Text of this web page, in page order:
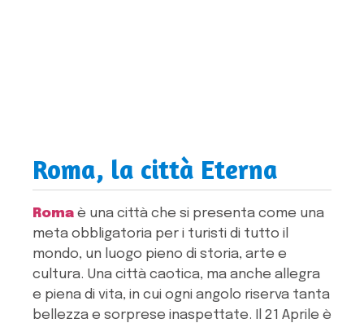
Roma, la città Eterna
Roma è una città che si presenta come una
meta obbligatoria per i turisti di tutto il
mondo, un luogo pieno di storia, arte e
cultura. Una città caotica, ma anche allegra
e piena di vita, in cui ogni angolo riserva tanta
bellezza e sorprese inaspettate. Il 21 Aprile è